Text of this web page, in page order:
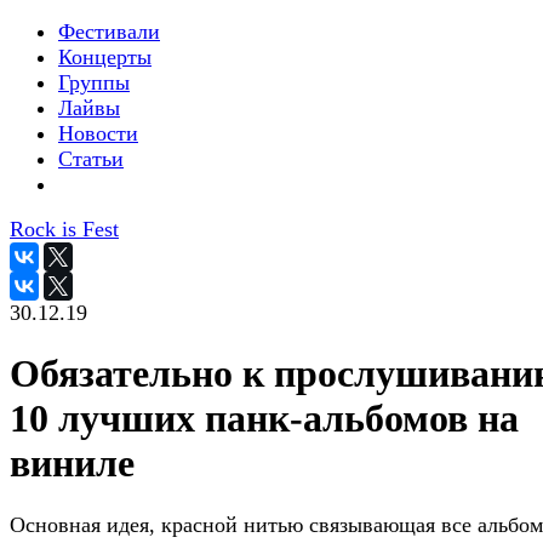
Фестивали
Концерты
Группы
Лайвы
Новости
Статьи
Rock is Fest
30.12.19
Обязательно к
10 лучших панк-альбомов на
виниле
Основная идея, красной нитью связывающая все